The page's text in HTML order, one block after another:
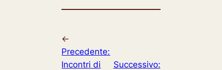
←
Precedente:
Incontri di
Successivo: